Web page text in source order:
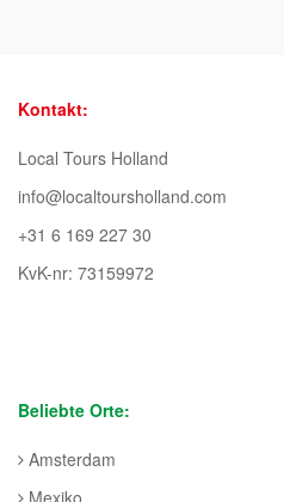
Kontakt:
Local Tours Holland
info@localtoursholland.com
+31 6 169 227 30
KvK-nr: 73159972
Beliebte Orte:
Amsterdam
Mexiko